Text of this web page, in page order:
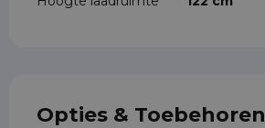
Opties & Toebehoren